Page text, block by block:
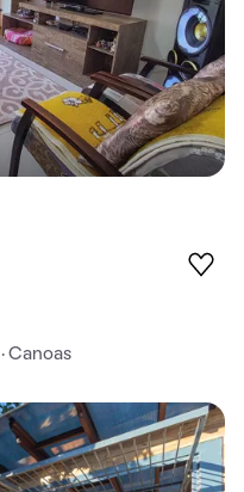
Canoas